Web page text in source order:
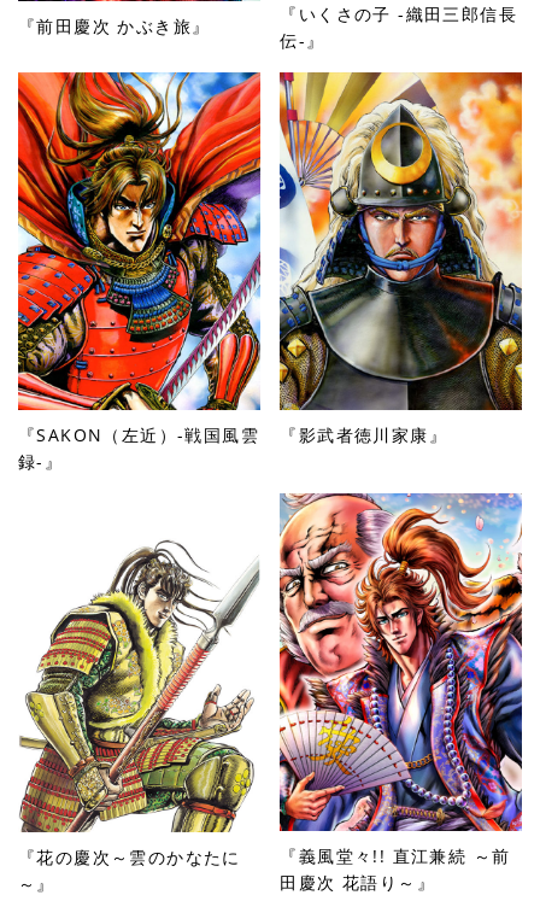
『前田慶次 かぶき旅』
『いくさの子 -織田三郎信長
伝-』
『SAKON（左近）-戦国風雲
録-』
『影武者徳川家康』
『花の慶次～雲のかなたに
～』
『義風堂々!! 直江兼続 ～前
田慶次 花語り～』